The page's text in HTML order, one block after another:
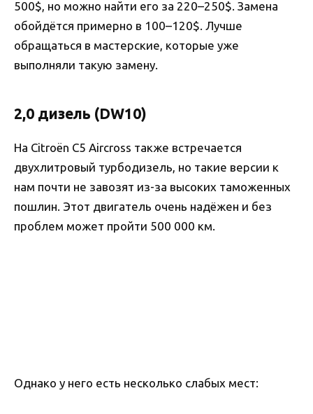
500$, но можно найти его за 220–250$. Замена
обойдётся примерно в 100–120$. Лучше
обращаться в мастерские, которые уже
выполняли такую замену.
2,0 дизель (DW10)
На Citroën C5 Aircross также встречается
двухлитровый турбодизель, но такие версии к
нам почти не завозят из-за высоких таможенных
пошлин. Этот двигатель очень надёжен и без
проблем может пройти 500 000 км.
Однако у него есть несколько слабых мест: